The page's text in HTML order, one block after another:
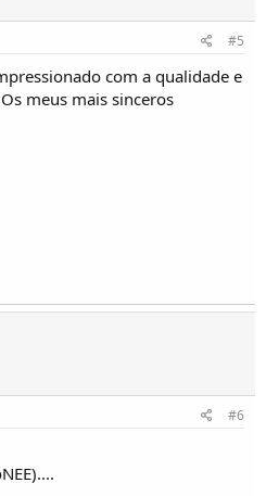
#5
com a qualidade e
meus mais sinceros
#6